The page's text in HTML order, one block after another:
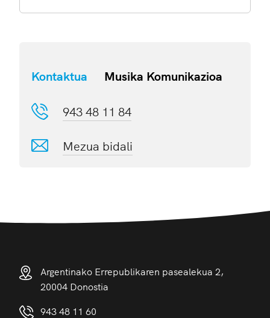
Kontaktua Musika Komunikazioa
943 48 11 84
Mezua bidali
Argentinako Errepublikaren pasealekua 2,
20004 Donostia
943 48 11 60